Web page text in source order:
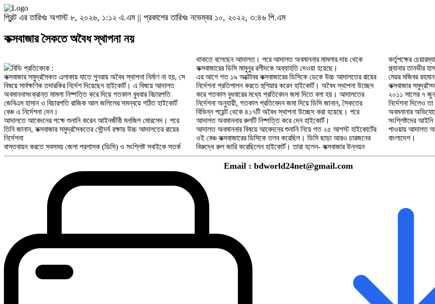
প্রিন্ট এর তারিখঃ অগাস্ট ৮, ২০২৬, ১:১২ এ.এম || প্রকাশের তারিখঃ নভেম্বর ১০, ২০২২, ৩:৪৬ পি.এম
কক্সবাজার সৈকতে অবৈধ স্থাপনা নয়
বিডি প্রতিবেদক :
কক্সবাজার সমুদ্রসৈকত এলাকায় যাতে পুনরায় অবৈধ স্থাপনা নির্মাণ না হয়, সে
বিষয়ে সার্বক্ষণিক তদারকির নির্দেশ দিয়েছেন হাইকোর্ট। এ বিষয়ে আদালত
অবমাননাসংক্রান্ত মামলা নিষ্পত্তি করে দিয়ে গতকাল বুধবার বিচারপতি
জেবিএম হাসান ও বিচারপতি রাজিক আল জলিলের সমন্বয়ে গঠিত হাইকোর্ট
বেঞ্চ এ নির্দেশনা দেন।
আদালতে আবেদনের পক্ষে শুনানি করেন আইনজীবী মনজিল মোরসেদ। পরে
তিনি জানান, কক্সবাজার সমুদ্রসৈকতের সৌন্দর্য রক্ষায় উচ্চ আদালতের রায়ের
নির্দেশনা
বাস্তবায়ন করতে সবসময় জেলা প্রশাসক (ডিসি) ও সংশ্লিষ্ট সবাইকে সতর্ক
থাকতে বলেছেন আদালত। পরে আদালত অবমাননার মামলার দায় থেকে
কক্সবাজারের ডিসি মামুনুর রশীদকে অব্যাহতি দেওয়া হয়েছে।
এর আগে গত ১৯ অক্টোবর কক্সবাজারের ডিসিকে ডেকে উচ্চ আদালতের রায়ের
নির্দেশনা প্রতিপালন করতে হুশিয়ার করেন হাইকোর্ট। অবৈধ স্থাপনা উচ্ছেদ
করে গতকাল বুধবারের মধ্যে প্রতিবেদন জমা দিতে বলা হয়। আদালতের
নির্দেশনা অনুযায়ী, গতকাল প্রতিবেদন জমা দিয়ে ডিসি জানান, সৈকতের
বিভিন্ন পয়েন্ট থেকে ৪১৭টি অবৈধ স্থাপনা উচ্ছেদ করা হয়েছে। পরে
আদালত অবমাননার রুলটি নিষ্পত্তি করে দেন হাইকোর্ট।
আদালত অবমাননার বিষয়ে আবেদনের শুনানি নিয়ে গত ২৫ আগস্ট হাইকোর্টের
ওই বেঞ্চ কক্সবাজারের ডিসিকে তলব করেছিল। ডিসি ছাড়া আরও চারজনের
বিরুদ্ধে রুল জারি করেছিলেন হাইকোর্ট। তারা হলেন- কক্সবাজার উন্নয়ন
কর্তৃপক্ষের
প্ল্যানার তানভীর
মেয়র মজিবর
কক্সবাজার
২০১১ সালের ৭
নির্দেশনা দিলেও
অবমনানার
সংশ্লিষ্টদের
পাওয়ায় আদালত
বাংলাদেশ।
Email : bdworld24net@gmail.com